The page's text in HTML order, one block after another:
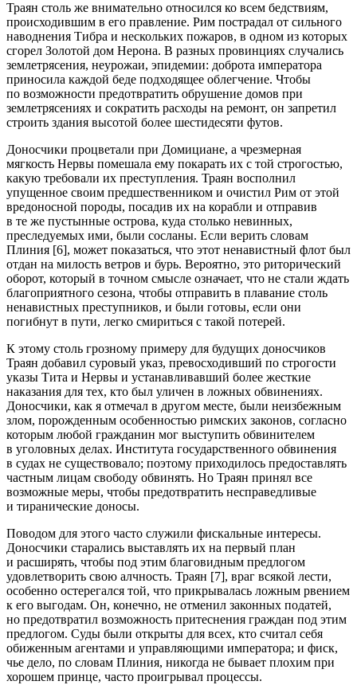
Траян столь же внимательно относился ко всем бедствиям,
происходившим в его правление. Рим пострадал от сильного
наводнения Тибра и нескольких пожаров, в одном из которых
сгорел Золотой дом Нерона. В разных провинциях случались
землетрясения, неурожаи, эпидемии: доброта императора
приносила каждой беде подходящее облегчение. Чтобы
по возможности предотвратить обрушение домов при
землетрясениях и сократить расходы на ремонт, он запретил
строить здания высотой более шестидесяти футов.
Доносчики процветали при Домициане, а чрезмерная
мягкость Нервы помешала ему покарать их с той строгостью,
какую требовали их преступления. Траян восполнил
упущенное своим предшественником и очистил Рим от этой
вредоносной породы, посадив их на корабли и отправив
в те же пустынные острова, куда столько невинных,
преследуемых ими, были сосланы. Если верить словам
Плиния [6], может показаться, что этот ненавистный флот был
отдан на милость ветров и бурь. Вероятно, это риторический
оборот, который в точном смысле означает, что не стали ждать
благоприятного сезона, чтобы отправить в плавание столь
ненавистных преступников, и были готовы, если они
погибнут в пути, легко смириться с такой потерей.
К этому столь грозному примеру для будущих доносчиков
Траян добавил суровый указ, превосходивший по строгости
указы Тита и Нервы и устанавливавший более жесткие
наказания для тех, кто был уличен в ложных обвинениях.
Доносчики, как я отмечал в другом месте, были неизбежным
злом, порожденным особенностью римских законов, согласно
которым любой гражданин мог выступить обвинителем
в уголовных делах. Института государственного обвинения
в судах не существовало; поэтому приходилось предоставлять
частным лицам свободу обвинять. Но Траян принял все
возможные меры, чтобы предотвратить несправедливые
и тиранические доносы.
Поводом для этого часто служили фискальные интересы.
Доносчики старались выставлять их на первый план
и расширять, чтобы под этим благовидным предлогом
удовлетворить свою алчность. Траян [7], враг всякой лести,
особенно остерегался той, что прикрывалась ложным рвением
к его выгодам. Он, конечно, не отменил законных податей,
но предотвратил возможность притеснения граждан под этим
предлогом. Суды были открыты для всех, кто считал себя
обиженным агентами и управляющими императора; и фиск,
чье дело, по словам Плиния, никогда не бывает плохим при
хорошем принце, часто проигрывал процессы.